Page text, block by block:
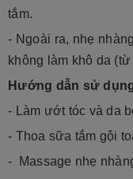
tắm.
- Ngoài ra, nhẹ
không làm khô da
Hướng dẫn sử
- Làm ướt tóc và da
- Thoa sữa tắm gội
- Massage nhẹ